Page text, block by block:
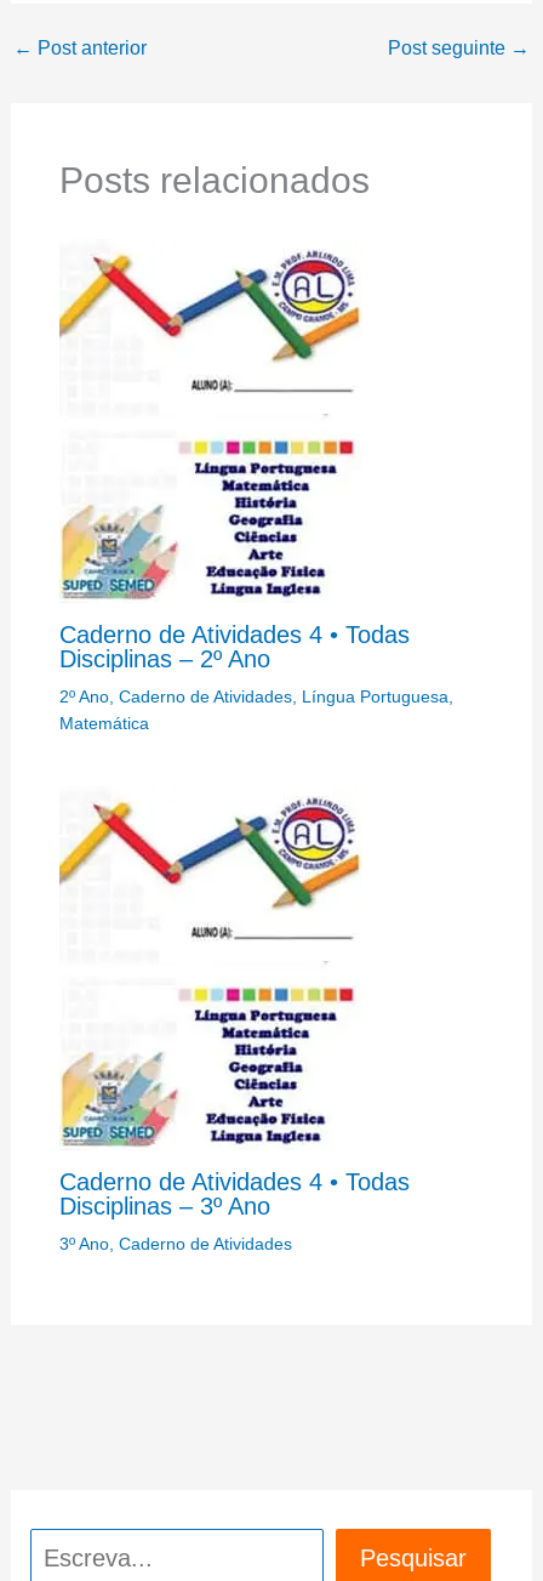
← Post anterior Post seguinte →
Posts relacionados
Caderno de Atividades 4 • Todas
Disciplinas – 2º Ano
2º Ano, Caderno de Atividades, Língua Portuguesa
Matemática
Caderno de Atividades 4 • Todas
Disciplinas – 3º Ano
3º Ano, Caderno de Atividades
Pesquisar Pesquisar